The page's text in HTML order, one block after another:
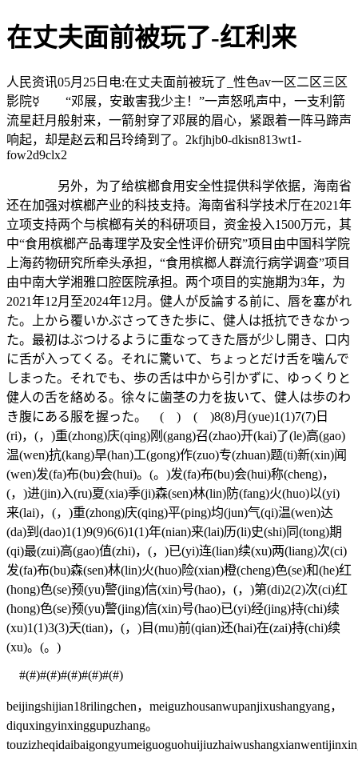
在丈夫面前被玩了-红利来
人民资讯05月25日电:在丈夫面前被玩了_性色av一区二区三区
影院☿ “邓展，安敢害我少主！”一声怒吼声中，一支利箭
流星赶月般射来，一箭射穿了邓展的眉心，紧跟着一阵马蹄声
响起，却是赵云和吕玲绮到了。2kfjhjb0-dkisn813wt1-
fow2d9clx2
另外，为了给槟榔食用安全性提供科学依据，海南省
还在加强对槟榔产业的科技支持。海南省科学技术厅在2021年
立项支持两个与槟榔有关的科研项目，资金投入1500万元，其
中“食用槟榔产品毒理学及安全性评价研究”项目由中国科学院
上海药物研究所牵头承担，“食用槟榔人群流行病学调查”项目
由中南大学湘雅口腔医院承担。两个项目的实施期为3年，为
2021年12月至2024年12月。健人が反論する前に、唇を塞がれ
た。上から覆いかぶさってきた歩に、健人は抵抗できなかっ
た。最初はぶつけるように重なってきた唇が少し開き、口内
に舌が入ってくる。それに驚いて、ちょっとだけ舌を噛んで
しまった。それでも、歩の舌は中から引かずに、ゆっくりと
健人の舌を絡める。徐々に歯茎の力を抜いて、健人は歩のわ
き腹にある服を握った。 ( ) ( )8(8)月(yue)1(1)7(7)日
(ri)，(，)重(zhong)庆(qing)刚(gang)召(zhao)开(kai)了(le)高(gao)
温(wen)抗(kang)旱(han)工(gong)作(zuo)专(zhuan)题(ti)新(xin)闻
(wen)发(fa)布(bu)会(hui)。(。)发(fa)布(bu)会(hui)称(cheng)，
(，)进(jin)入(ru)夏(xia)季(ji)森(sen)林(lin)防(fang)火(huo)以(yi)
来(lai)，(，)重(zhong)庆(qing)平(ping)均(jun)气(qi)温(wen)达
(da)到(dao)1(1)9(9)6(6)1(1)年(nian)来(lai)历(li)史(shi)同(tong)期
(qi)最(zui)高(gao)值(zhi)，(，)已(yi)连(lian)续(xu)两(liang)次(ci)
发(fa)布(bu)森(sen)林(lin)火(huo)险(xian)橙(cheng)色(se)和(he)红
(hong)色(se)预(yu)警(jing)信(xin)号(hao)，(，)第(di)2(2)次(ci)红
(hong)色(se)预(yu)警(jing)信(xin)号(hao)已(yi)经(jing)持(chi)续
(xu)1(1)3(3)天(tian)，(，)目(mu)前(qian)还(hai)在(zai)持(chi)续
(xu)。(。)
#(#)#(#)#(#)#(#)#(#)
beijingshijian18rilingchen，meiguzhousanwupanjixushangyang，
diquxingyinxinggupuzhang。